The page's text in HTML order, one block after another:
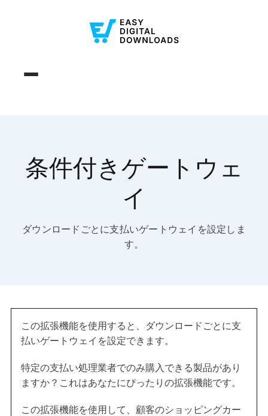
条件付きゲートウェ
イ
ダウンロードごとに支払いゲートウェイを設定しま
す。
この拡張機能を使用すると、ダウンロードごとに支
払いゲートウェイを設定できます。
特定の支払い処理業者でのみ購入できる製品があり
ますか？これはあなたにぴったりの拡張機能です。
この拡張機能を使用して、顧客のショッピングカー